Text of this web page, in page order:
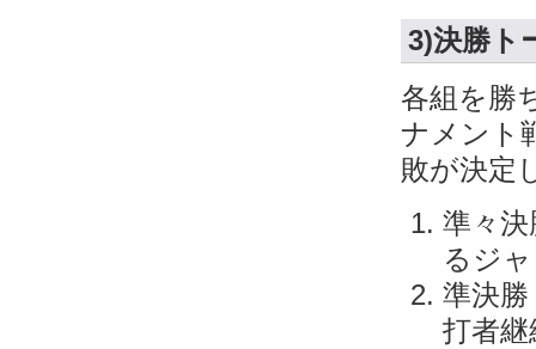
3)決勝ト
各組を勝
ナメント
敗が決定
準々
るジ
準決
打者